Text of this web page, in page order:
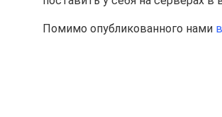
Помимо опубликованного нами